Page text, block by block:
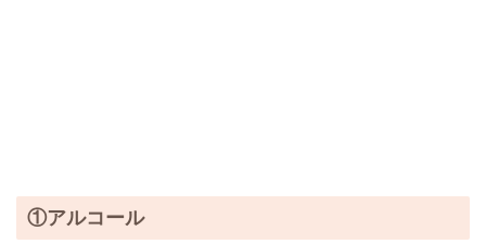
①アルコール